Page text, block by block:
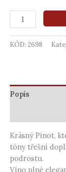
KÓD: 2698
Popis
Krásný Pinot,
tóny třešní
podrostu.
Víno plné